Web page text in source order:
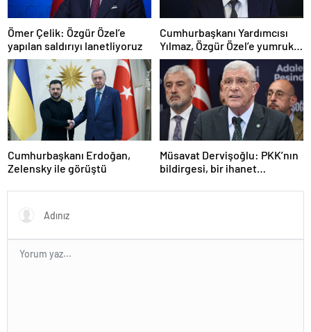
Ömer Çelik: Özgür Özel’e
yapılan saldırıyı lanetliyoruz
Cumhurbaşkanı Yardımcısı
Yılmaz, Özgür Özel’e yumruklu
saldırıyı kınadı
Cumhurbaşkanı Erdoğan,
Zelensky ile görüştü
Müsavat Dervişoğlu: PKK’nın
bildirgesi, bir ihanet